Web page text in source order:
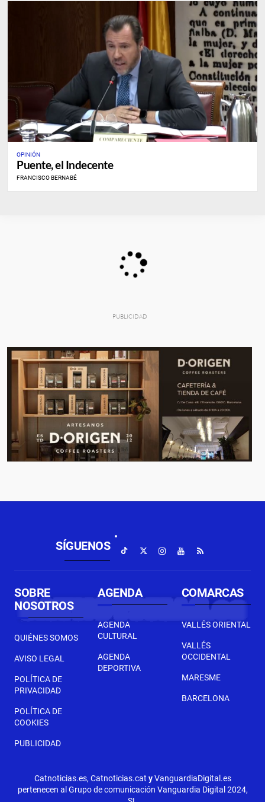
OPINIÓN
Puente, el Indecente
FRANCISCO BERNABÉ
SÍGUENOS
SOBRE
NOSOTROS
QUIÉNES SOMOS
AVISO LEGAL
POLÍTICA DE
PRIVACIDAD
POLÍTICA DE
COOKIES
PUBLICIDAD
AGENDA
AGENDA
CULTURAL
AGENDA
DEPORTIVA
COMARCAS
VALLÉS ORIENTAL
VALLÉS
OCCIDENTAL
MARESME
BARCELONA
Catnoticias.es, Catnoticias.cat yVanguardiaDigital.es
pertenecen al Grupo de comunicación Vanguardia Digital 2024,